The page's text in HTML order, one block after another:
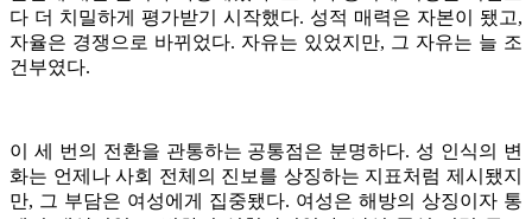
다 더 치밀하게 평가받기 시작했다. 성적 매력은 자본이 됐고,
자율은 경쟁으로 바뀌었다. 자유는 있었지만, 그 자유는 늘 조
건부였다.
이 세 번의 전환을 관통하는 공통점은 분명하다. 성 인식의 변
화는 언제나 사회 전체의 진보를 상징하는 지표처럼 제시됐지
만, 그 부담은 여성에게 집중됐다. 여성은 해방의 상징이자 통